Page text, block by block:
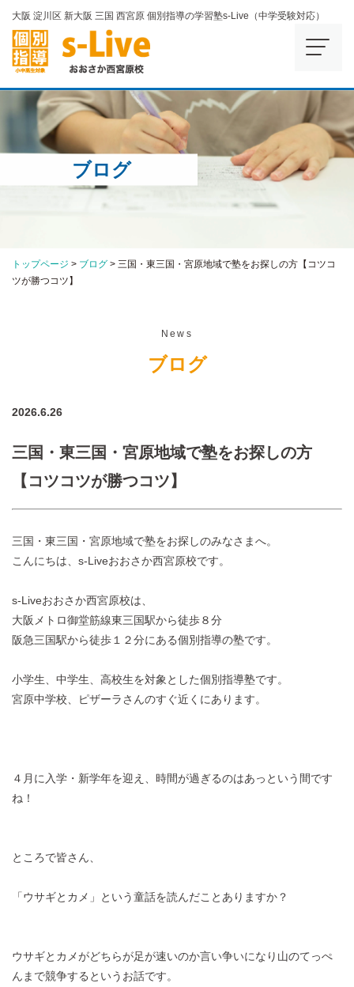
大阪 淀川区 新大阪 三国 西宮原 個別指導の学習塾s-Live（中学受験対応）
ブログ
トップページ > ブログ > 三国・東三国・宮原地域で塾をお探しの方【コツコ
ツが勝つコツ】
News
ブログ
2026.6.26
三国・東三国・宮原地域で塾をお探しの方
【コツコツが勝つコツ】
三国・東三国・宮原地域で塾をお探しのみなさまへ。
こんにちは、s-Liveおおさか西宮原校です。
s-Liveおおさか西宮原校は、
大阪メトロ御堂筋線東三国駅から徒歩８分
阪急三国駅から徒歩１２分にある個別指導の塾です。
小学生、中学生、高校生を対象とした個別指導塾です。
宮原中学校、ピザーラさんのすぐ近くにあります。
４月に入学・新学年を迎え、時間が過ぎるのはあっという間です
ね！
ところで皆さん、
「ウサギとカメ」という童話を読んだことありますか？
ウサギとカメがどちらが足が速いのか言い争いになり山のてっぺ
んまで競争するというお話です。